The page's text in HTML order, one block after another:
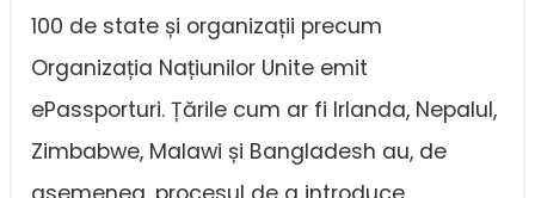
100 de state și organizații precum
Organizația Națiunilor Unite emit
ePassporturi. Țările cum ar fi Irlanda, Nepalul,
Zimbabwe, Malawi și Bangladesh au, de